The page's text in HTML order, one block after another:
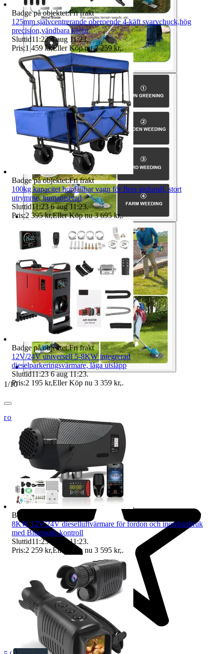
1/10
roligstation
Badge på objektet:Fri frakt
125mm självcentrerande oberoende 4-käft svarvchuck,hög
precision,vändbara käftar
Sluttid11:23 6 aug 11:23.
Pris:1 459 kr,Eller Köp nu 2 259 kr,.
Badge på objektet:Fri frakt
100kg kapacitet hopfällbar vagn för flera ändamål, stort
utrymme, humaniserad
Sluttid11:23 6 aug 11:23.
Pris:2 395 kr,Eller Köp nu 3 695 kr,.
Badge på objektet:Fri frakt
12V/24V universell 5-8KW integrerad
dieselparkeringsvärmare, låga utsläpp
Sluttid11:23 6 aug 11:23.
Pris:2 195 kr,Eller Köp nu 3 359 kr,.
Badge på objektet:
8KW 12V/24V dieselluftvärmare för fordon och inomhusbruk
med Bluetooth-kontroll
Sluttid11:23 6 aug 11:23.
Pris:2 259 kr,Eller Köp nu 3 595 kr,.